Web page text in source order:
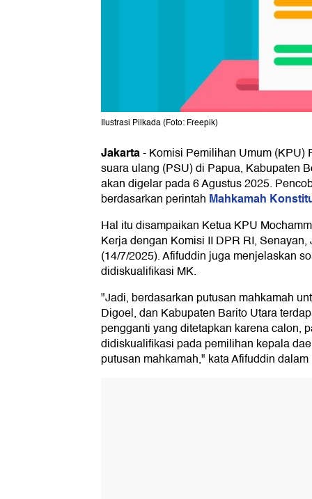
Ilustrasi Pilkada (Foto: Freepik)
Jakarta-Komisi Pemilihan Umum (KPU)
suara ulang (PSU) di Papua, Kabupaten
akan digelar pada 6 Agustus 2025.
berdasarkan perintah Mahkamah
Hal itu disampaikan Ketua KPU
Kerja dengan Komisi II DPR RI, Senayan,
(14/7/2025). Afifuddin juga menjelaskan
didiskualifikasi MK.
"Jadi, berdasarkan putusan mahkamah
Digoel, dan Kabupaten Barito Utara
pengganti yang ditetapkan karena calon,
didiskualifikasi pada pemilihan kepala
putusan mahkamah," kata Afifuddin dalam